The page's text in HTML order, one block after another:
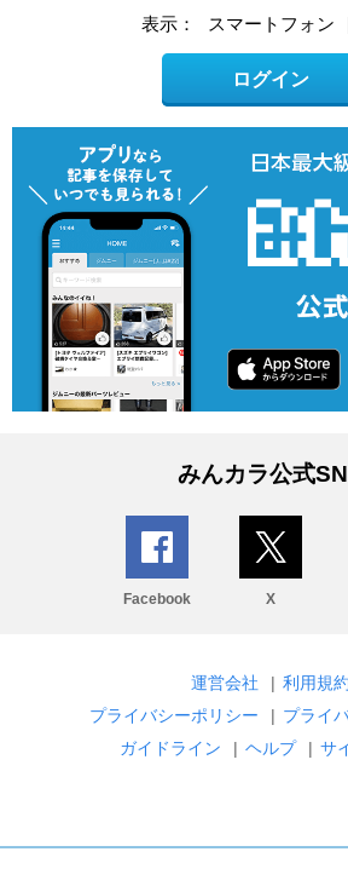
表示： スマートフォン
ログイン
みんカラ公式
Facebook X
運営会社 | 利用規約
プライバシーポリシー
| プライ
ガイドライン
| ヘルプ | サ